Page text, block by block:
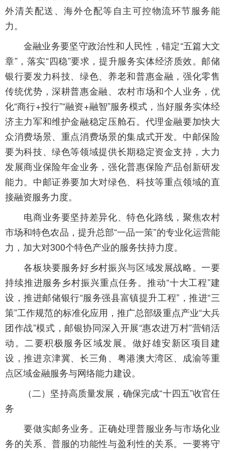
外清关配送、海外仓配等自主可控物流环节服务能
力。
金融业务要坚守政治性和人民性，锚定“五篇大文
章”，落实“四稳”要求，提升服务实体经济质效。邮储
银行要发力科技、绿色、养老和普惠金融，强化零售
传统优势，深耕普惠金融、农村市场和个人业务，优
化“商行+投行”“融资+融智”服务模式，当好服务实体经
济主力军和维护金融稳定压舱石。代理金融要加快大
众消费场景、重点消费场景的集成式开发。中邮保险
要为科技、绿色等领域提供长期稳定资金支持，大力
发展商业保险年金业务，强化普惠保险产品创新研发
能力。中邮证券要加大对绿色、科技等重点领域的直
接融资服务力度。
电商业务要坚持差异化、特色化路线，聚焦农村
市场和特色农品，提升总部“一品一策”的专业化运营能
力，加大对300个特色产业的服务扶持力度。
各板块要服务好乡村振兴与区域发展战略。一要
持续推进服务乡村振兴重点任务。推动“十大工程”建
设，推进邮储银行“服务强县富镇提升工程”，推进“三
策”工作规范的标准化应用，推广总部级重点产业“大兵
团作战”模式，邮银协同深入开展“惠农进万村”营销活
动。二要积极服务区域发展。做好雄安新区项目建
设，推进京津冀、长三角、粤港澳大湾区、成渝等重
点区域金融服务与网络能力建设。
（二）坚持高质量发展，确保完成“十四五”收官任
务
要做实邮务业务。正确处理普服业务与市场化业
务的关系、普服的功能性与盈利性的关系。一要将守